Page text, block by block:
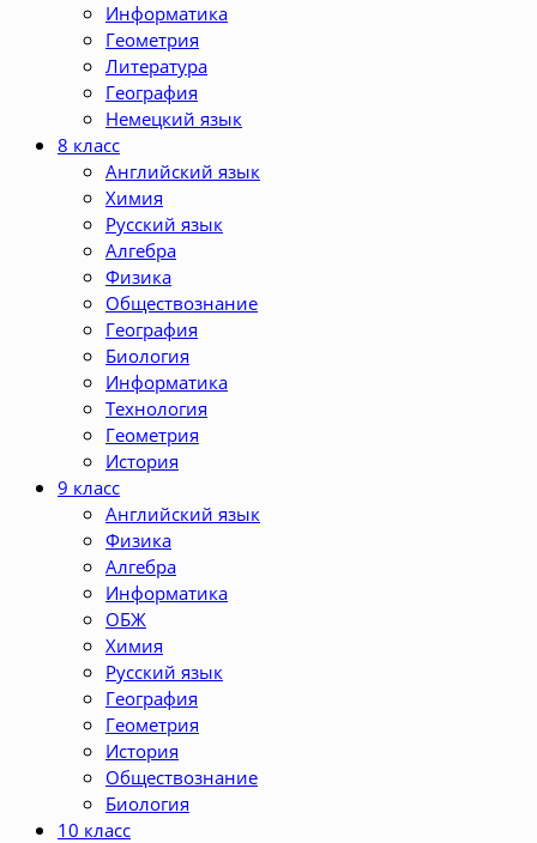
Информатика
Геометрия
Литература
География
Немецкий язык
8 класс
Английский язык
Химия
Русский язык
Алгебра
Физика
Обществознание
География
Биология
Информатика
Технология
Геометрия
История
9 класс
Английский язык
Физика
Алгебра
Информатика
ОБЖ
Химия
Русский язык
География
Геометрия
История
Обществознание
Биология
10 класс